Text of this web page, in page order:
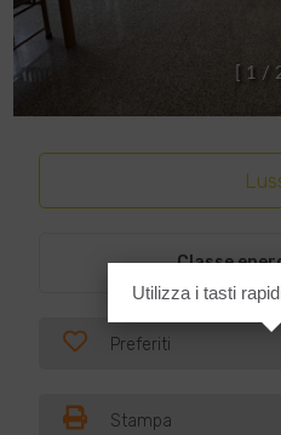
1 /
Classe
Preferiti
Stampa
Utilizza i tasti